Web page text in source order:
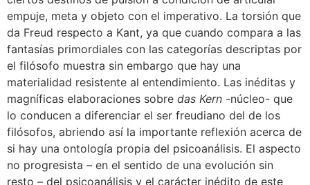
empuje, meta y objeto con el imperativo. La torsión que
da Freud respecto a Kant, ya que cuando compara a las
fantasías primordiales con las categorías descriptas por
el filósofo muestra sin embargo que hay una
materialidad resistente al entendimiento. Las inéditas y
magníficas elaboraciones sobre das Kern -núcleo- que
lo conducen a diferenciar el ser freudiano del de los
filósofos, abriendo así la importante reflexión acerca de
si hay una ontología propia del psicoanálisis. El aspecto
no progresista – en el sentido de una evolución sin
resto – del psicoanálisis y el carácter inédito de este